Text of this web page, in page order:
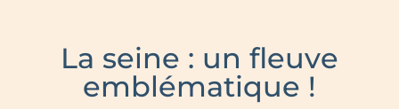
La seine : un fleuve
emblématique !